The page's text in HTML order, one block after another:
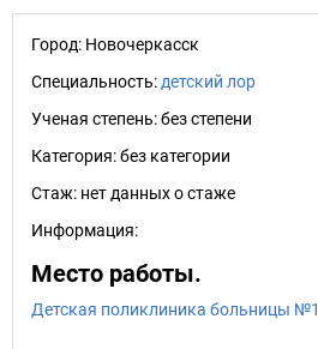
Город: Новочеркасск
Специальность: детский лор
Ученая степень:без степени
Категория:без категории
Стаж: нет данных о стаже
Информация:
Место работы.
Детская поликлиника больницы №1